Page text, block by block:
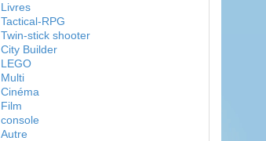
Livres
Tactical-RPG
Twin-stick shooter
City Builder
LEGO
Multi
Cinéma
Film
console
Autre